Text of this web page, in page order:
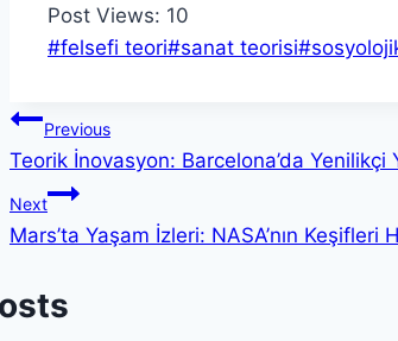
Post Views: 10
Post
#felsefi teori#sanat teorisi#
Yazı
gezinmesi
Previous
Teorik İnovasyon: Barcelona’da Yenilikçi
Next
Mars’ta Yaşam İzleri: NASA’nın Keşifleri